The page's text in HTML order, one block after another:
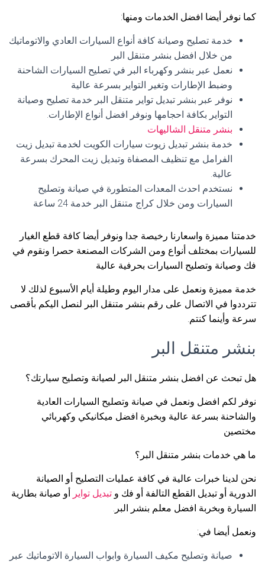
كما نوفر أيضا افضل الخدمات ومنها:
خدمة تصليح وصيانة كافة أنواع السيارات العادي والاتوماتيك
من خلال افضل بنشر متنقل البر
نعمل عبر بنشر وكهرباء البر في تصليح السيارات الشاحنة
وضبط الإطارات وتغير التواير بسرعة عالية
نوفر عبر بنشر تبديل تواير متنقل البر خدمة تصليح وصيانة
التواير بكافة احجامها ونوفر افضل أنواع الإطارات.
بنشر متنقل الشاليهات
خدمة بنشر تبديل زيوت سيارات الكويت لخدمة تبديل زيت
الفرامل مع تنظيف المصفاة وتبديل زيت المحرك بسرعة
عالية.
نستخدم احدث المعدات المتطورة في صيانة وتصليح
السيارات ومن خلال كراج متنقل البر خدمة 24 ساعة
خدمتنا مميزة واسعارنا رخيصة جدا ونوفر أيضا كافة قطع الغيار
للسيارات بمختلف أنواع ومن الشركات المصنعة حصرا ونقوم في
فك وصيانة وتصليح السيارات بحرفية عالية
خدمة مميزة ونعمل على مدار اليوم وطيلة أيام الأسبوع لذلك لا
تترددوا في الاتصال على رقم بنشر متنقل البر لنصل اليكم بأقصى
سرعة وأينما كنتم.
بنشر متنقل البر
هل تبحث عن افضل بنشر متنقل البر لصيانة وتصليح سيارتك؟
نوفر لكم افضل ونعمل في صيانة وتصليح السيارات العادية
والشاحنة بسرعة عالية وبخبرة افضل ميكانيكي وكهربائي
مختصين
ما هي خدمات بنشر متنقل البر؟
نحن لدينا خبرات عالية في كافة عمليات التصليح أو الصيانة
الدورية أو تبديل القطع التالفة أو فك و تبديل تواير أو صيانة بطارية
السيارة وبخربة افضل معلم بنشر البر.
ونعمل أيضا في:
صيانة وتصليح مكيف السيارة وابواب السيارة الاتوماتيك عبر